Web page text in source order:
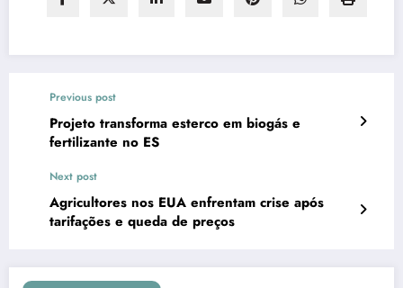
Previous post
Projeto transforma esterco em biogás e
fertilizante no ES
Next post
Agricultores nos EUA enfrentam crise após
tarifações e queda de preços